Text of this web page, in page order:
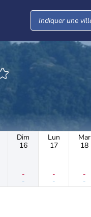
Dim
16
-
-
Lun
17
-
-
Mar
18
-
-